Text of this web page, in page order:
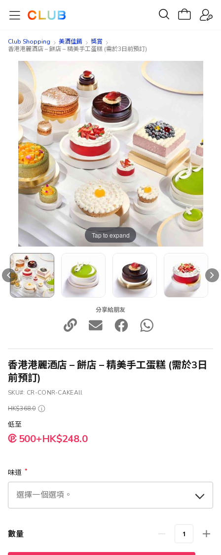
Club Shopping 美酒佳餚
獎賞
香港港麗酒店 – 餅店 – 精美手工蛋糕 (需於3日前預訂)
end
images
gallery
beginning
images
gallery
Tap to expand
分享給朋友
香港港麗酒店 – 餅店 – 精美手工蛋糕 (需於3日
前預訂)
SKU
CR-CONR-CAKEAll
HK$368.0
低至
500+HK$248.0
味道
數量